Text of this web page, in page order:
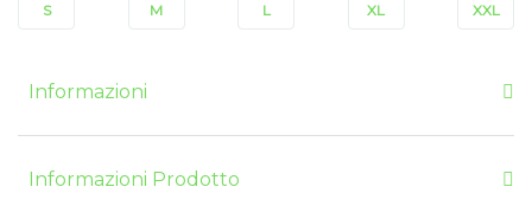
S M L XL XXL
Informazioni
Informazioni Prodotto